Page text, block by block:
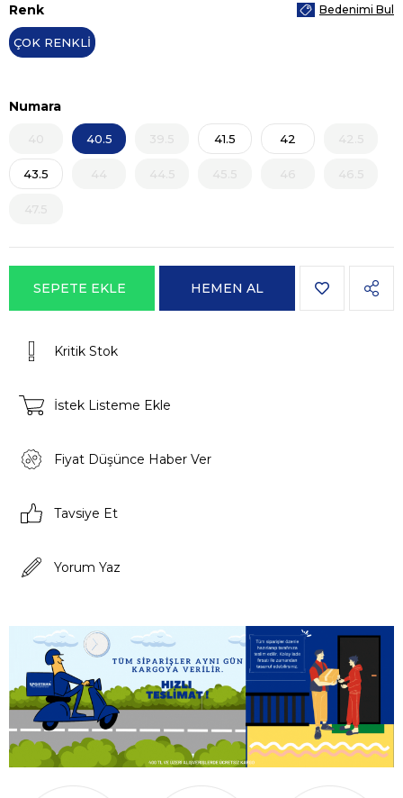
Renk
ÇOK RENKLİ
Numara
40 40.5 39.5 41.5 42 42.5
43.5 44 44.5 45.5 46 46.5
47.5
Bedenimi Bul
Kritik Stok
İstek Listeme Ekle
Fiyat Düşünce Haber Ver
Tavsiye Et
Yorum Yaz